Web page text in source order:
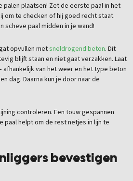
palen plaatsen! Zet de eerste paal in het
om te checken of hij goed recht staat.
scheve paal midden in je wand!
opvullen metsneldrogend beton. Dit
blijft staan en niet gaat verzakken. Laat
van het weer en het type beton
dag. Daarna kun je door naar de
controleren. Een touw gespannen
paal helpt om de rest netjes in lijn te
bevestigen